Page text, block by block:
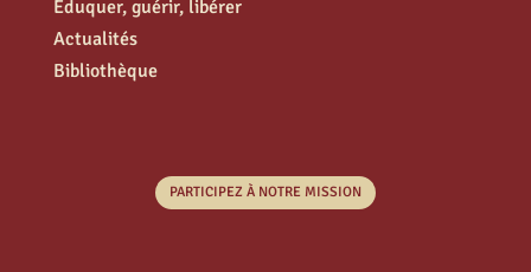
Éduquer, guérir, libérer
Actualités
Bibliothèque
PARTICIPEZ À NOTRE MISSION